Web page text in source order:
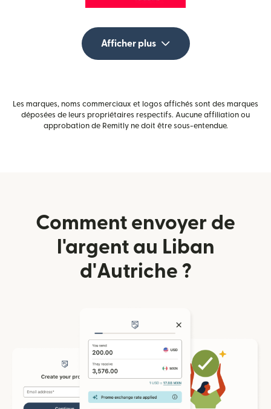
Afficher plus
Les marques, noms commerciaux et logos affichés sont des marques
déposées de leurs propriétaires respectifs. Aucune affiliation ou
approbation de Remitly ne doit être sous-entendue.
Comment envoyer de
l'argent au Liban
d'Autriche ?